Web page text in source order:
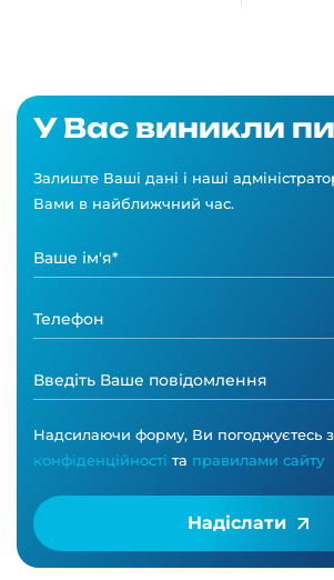
У Вас виникли
Залиште Ваші дані і наші
Вами в найближчний час.
Надсилаючи форму, Ви погоджуєтесь з
конфіденційності та правилами сайту
Надіслати